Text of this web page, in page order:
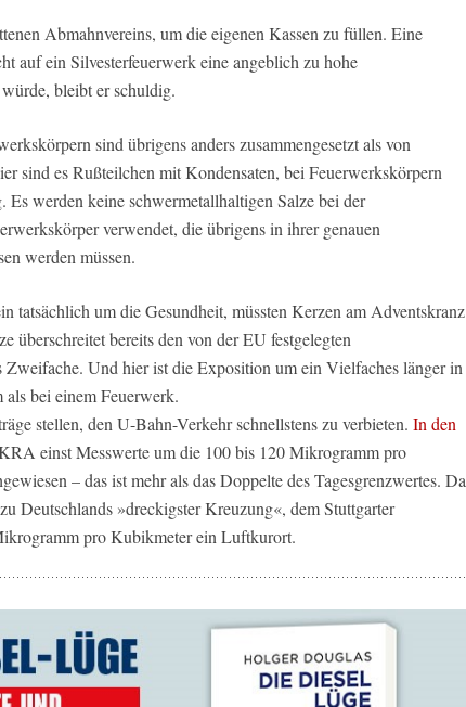
Abmahnvereins, um die eigenen Kassen zu füllen. Eine
auf ein Silvesterfeuerwerk eine angeblich zu hohe
bleibt er schuldig.
sind übrigens anders zusammengesetzt als von
sind es Rußteilchen mit Kondensaten, bei Feuerwerkskörpern
Es werden keine schwermetallhaltigen Salze bei der
verwendet, die übrigens in ihrer genauen
werden müssen.
tatsächlich um die Gesundheit, müssten Kerzen am Adventskranz
überschreitet bereits den von der EU festgelegten
Zweifache. Und hier ist die Exposition um ein Vielfaches länger in
als bei einem Feuerwerk.
stellen, den U-Bahn-Verkehr schnellstens zu verbieten. In den
einst Messwerte um die 100 bis 120 Mikrogramm pro
– das ist mehr als das Doppelte des Tagesgrenzwertes. Da
Deutschlands »dreckigster Kreuzung«, dem Stuttgarter
pro Kubikmeter ein Luftkurort.